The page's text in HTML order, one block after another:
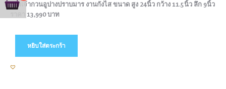
เทพเจ้ากวนอูปางปราบมาร งานกังไส ขนาด สูง 24นิ้ว กว้าง 11.5นิ้ว ลึก 9นิ้ว
ราคา 13,990 บาท
หยิบใส่ตระกร้า